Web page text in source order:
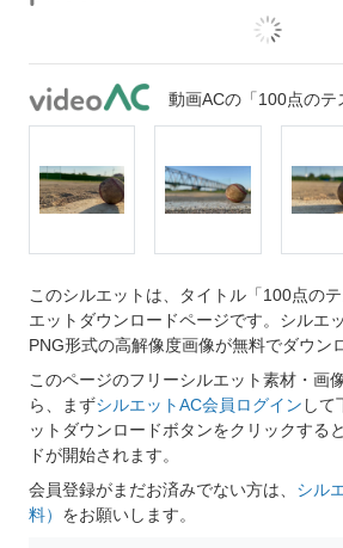
動画ACの「100点の
このシルエットは、タイトル「100点の
エットダウンロードページです。シルエ
PNG形式の高解像度画像が無料でダウン
このページのフリーシルエット素材・画
ら、まずシルエットAC会員ログイン して
ットダウンロードボタンをクリックする
ドが開始されます。
会員登録がまだお済みでない方は、 シル
料） をお願いします。